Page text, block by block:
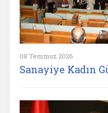
08 Temmuz 2026
Sanayiye Kadın